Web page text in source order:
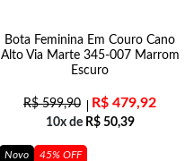
Bota Feminina Em Couro Cano
Alto Via Marte 345-007 Marrom
Escuro
R$599,90 R$ 479,92
10x de R$50,39
Novo 45% OFF